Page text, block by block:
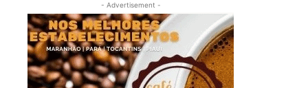
- Advertisement -